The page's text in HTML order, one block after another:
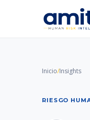
Inicio/Insights
RIESGO